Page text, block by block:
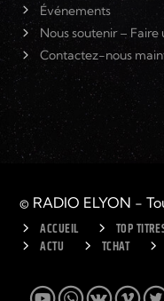
Événements
Nous soutenir – Faire
Contactez-nous
© RADIO ELYON -
ACCUEIL TOP
ACTU
TCHAT